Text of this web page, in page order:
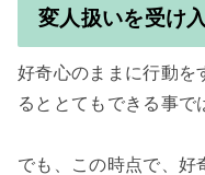
変人扱いを受け
好奇心のままに行動を
るととてもできる事で
でも、この時点で、好